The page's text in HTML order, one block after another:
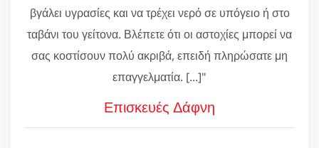
βγάλει υγρασίες και να τρέχει νερό σε υπόγειο ή στο
ταβάνι του γείτονα. Βλέπετε ότι οι αστοχίες μπορεί να
σας κοστίσουν πολύ ακριβά, επειδή πληρώσατε μη
επαγγελματία. [...]"
Επισκευές Δάφνη